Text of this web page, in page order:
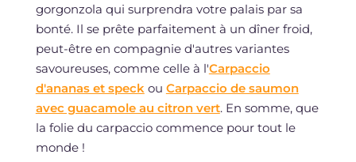
gorgonzola qui surprendra votre palais par sa
bonté. Il se prête parfaitement à un dîner froid,
peut-être en compagnie d'autres variantes
savoureuses, comme celle à l'Carpaccio
d'ananas et speck ou Carpaccio de saumon
avec guacamole au citron vert. En somme, que
la folie du carpaccio commence pour tout le
monde !